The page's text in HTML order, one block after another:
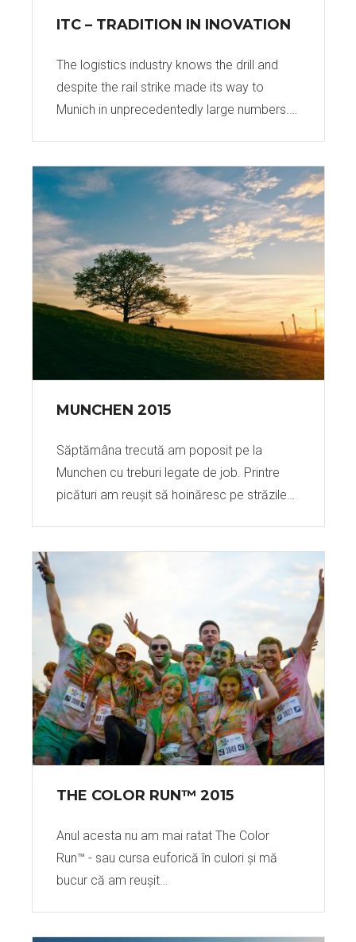
ITC – TRADITION IN INOVATION
The logistics industry knows the drill and
despite the rail strike made its way to
Munich in unprecedentedly large numbers.…
MUNCHEN 2015
Săptămâna trecută am poposit pe la
Munchen cu treburi legate de job. Printre
picături am reușit să hoinăresc pe străzile…
THE COLOR RUN™ 2015
Anul acesta nu am mai ratat The Color
Run™ - sau cursa euforică în culori și mă
bucur că am reușit…